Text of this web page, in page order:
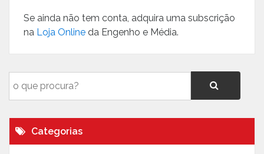
Se ainda não tem conta, adquira uma subscrição
na Loja Online da Engenho e Média.
Categorias